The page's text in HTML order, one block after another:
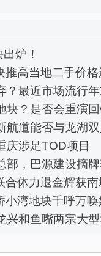
炉！
高当地二手价
？最近市场流行
块？是否会重演
航道能否与龙湖
庆涉足TOD项目
部，巴源建设摘
体力退金辉获
湾地块千呼万
兴和鱼嘴两宗大